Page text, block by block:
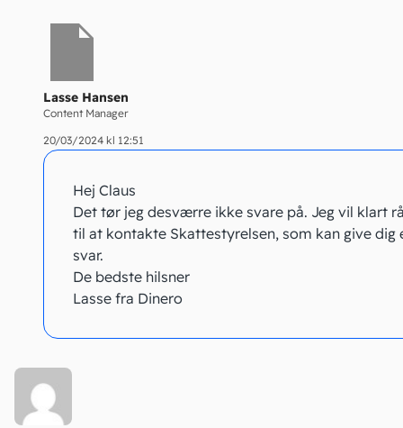
Lasse Hansen
Content Manager
20/03/2024 kl 12:51
Hej Claus
Det tør jeg desværre ikke svare på. Jeg vil klart
til at kontakte Skattestyrelsen, som kan give dig
svar.
De bedste hilsner
Lasse fra Dinero